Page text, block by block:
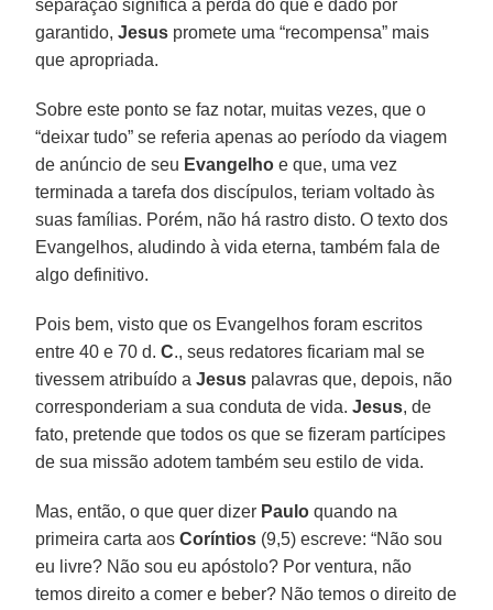
separação significa a perda do que é dado por
garantido,Jesus promete uma “recompensa” mais
que apropriada.
Sobre este ponto se faz notar, muitas vezes, que o
“deixar tudo” se referia apenas ao período da viagem
de anúncio de seu Evangelho e que, uma vez
terminada a tarefa dos discípulos, teriam voltado às
suas famílias. Porém, não há rastro disto. O texto dos
Evangelhos, aludindo à vida eterna, também fala de
algo definitivo.
Pois bem, visto que os Evangelhos foram escritos
entre 40 e 70 d.C., seus redatores ficariam mal se
tivessem atribuído aJesus palavras que, depois, não
corresponderiam a sua conduta de vida.Jesus, de
fato, pretende que todos os que se fizeram partícipes
de sua missão adotem também seu estilo de vida.
Mas, então, o que quer dizer Paulo quando na
primeira carta aosCoríntios (9,5) escreve: “Não sou
eu livre? Não sou eu apóstolo? Por ventura, não
temos direito a comer e beber? Não temos o direito de